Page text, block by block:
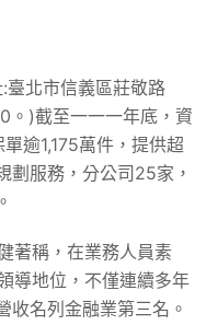
臺北市信義區莊敬路
)截至一一一年底，資
逾1,175萬件，提供超
劃服務，分公司25家，
著稱，在業務人員素
導地位，不僅連續多年
名列金融業第三名。